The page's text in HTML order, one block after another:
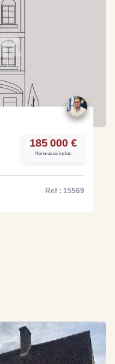
185 000 €
Honoraires inclus
Ref : 15569